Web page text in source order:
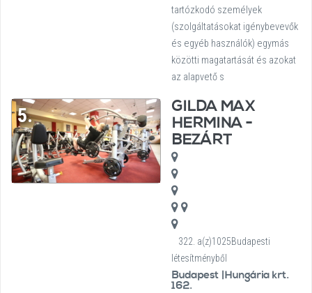
tartózkodó személyek
(szolgáltatásokat igénybevevők
és egyéb használók) egymás
közötti magatartását és azokat
az alapvető s
5.
GILDA MAX
HERMINA -
BEZÁRT
322. a(z)1025Budapesti
létesítményből
Budapest |Hungária krt.
162.